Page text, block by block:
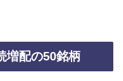
増配の50銘柄